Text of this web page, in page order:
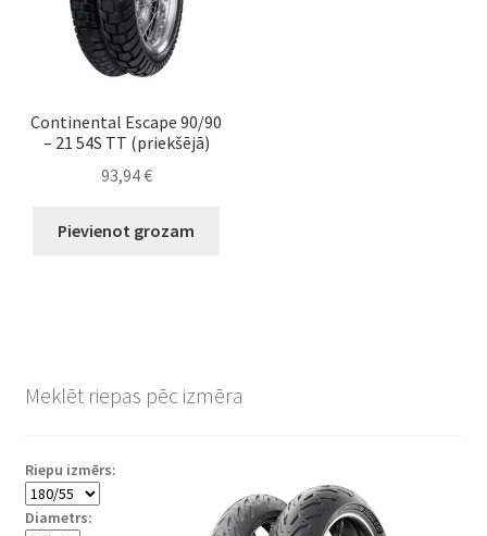
Continental Escape 90/90
– 21 54S TT (priekšējā)
93,94€
Pievienot grozam
Meklēt riepas pēc izmēra
Riepu izmērs:
Diametrs: